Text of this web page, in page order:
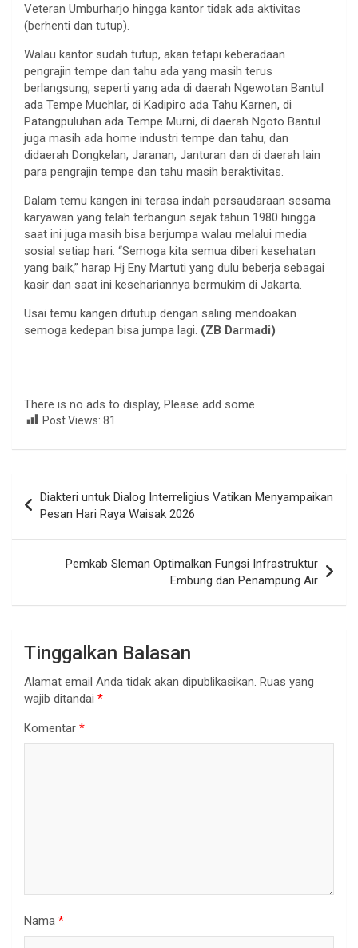
Veteran Umburharjo hingga kantor tidak ada aktivitas
(berhenti dan tutup).
Walau kantor sudah tutup, akan tetapi keberadaan
pengrajin tempe dan tahu ada yang masih terus
berlangsung, seperti yang ada di daerah Ngewotan Bantul
ada Tempe Muchlar, di Kadipiro ada Tahu Karnen, di
Patangpuluhan ada Tempe Murni, di daerah Ngoto Bantul
juga masih ada home industri tempe dan tahu, dan
didaerah Dongkelan, Jaranan, Janturan dan di daerah lain
para pengrajin tempe dan tahu masih beraktivitas.
Dalam temu kangen ini terasa indah persaudaraan sesama
karyawan yang telah terbangun sejak tahun 1980 hingga
saat ini juga masih bisa berjumpa walau melalui media
sosial setiap hari. “Semoga kita semua diberi kesehatan
yang baik,” harap Hj Eny Martuti yang dulu beberja sebagai
kasir dan saat ini kesehariannya bermukim di Jakarta.
Usai temu kangen ditutup dengan saling mendoakan
semoga kedepan bisa jumpa lagi. (ZB Darmadi)
There is no ads to display, Please add some
Post Views: 81
pos
Diakteri untuk Dialog Interreligius Vatikan Menyampaikan
Pesan Hari Raya Waisak 2026
Pemkab Sleman Optimalkan Fungsi Infrastruktur
Embung dan Penampung Air
Tinggalkan Balasan
Alamat email Anda tidak akan dipublikasikan. Ruas yang
wajib ditandai *
Komentar *
Nama *